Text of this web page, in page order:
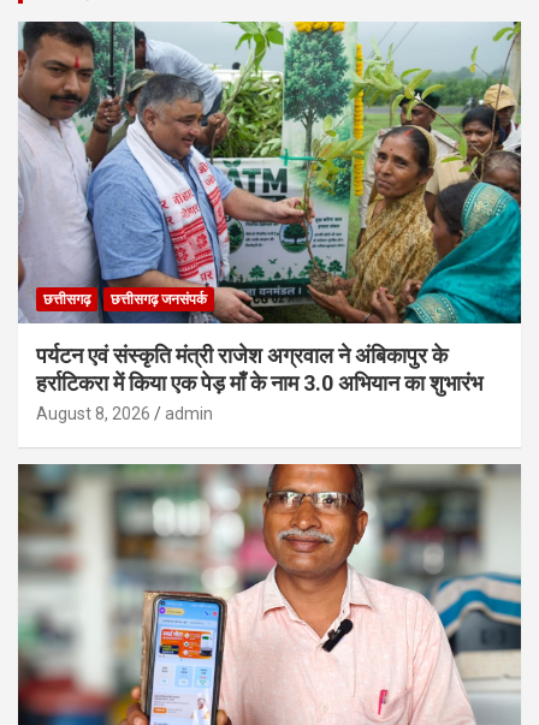
छत्तीसगढ़ छत्तीसगढ़ जनसंपर्क
पर्यटन एवं संस्कृति मंत्री राजेश अग्रवाल ने अंबिकापुर के
हर्राटिकरा में किया एक पेड़ माँ के नाम 3.0 अभियान का शुभारंभ
August 8, 2026 admin